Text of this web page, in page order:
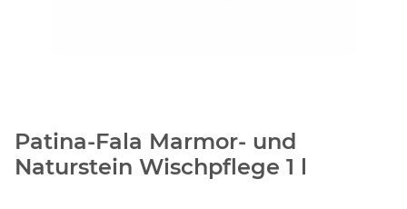
Patina-Fala Marmor- und
Naturstein Wischpflege 1 l